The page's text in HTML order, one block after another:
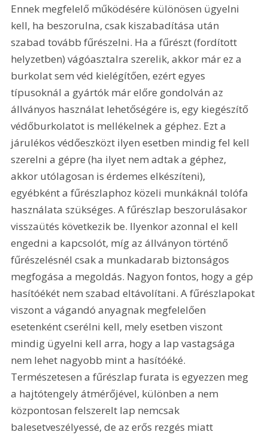
Ennek megfelelő működésére különösen ügyelni
kell, ha beszorulna, csak kiszabadítása után
szabad tovább fűrészelni. Ha a fűrészt (fordított
helyzetben) vágóasztalra szerelik, akkor már ez a
burkolat sem véd kielégítően, ezért egyes
típusoknál a gyártók már előre gondolván az
állványos használat lehetőségére is, egy kiegészítő
védőburkolatot is mellékelnek a géphez. Ezt a
járulékos védőeszközt ilyen esetben mindig fel kell
szerelni a gépre (ha ilyet nem adtak a géphez,
akkor utólagosan is érdemes elkészíteni),
egyébként a fűrészlaphoz közeli munkáknál tolófa
használata szükséges. A fűrészlap beszorulásakor
visszaütés következik be. Ilyenkor azonnal el kell
engedni a kapcsolót, míg az állványon történő
fűrészelésnél csak a munkadarab biztonságos
megfogása a megoldás. Nagyon fontos, hogy a gép
hasítóékét nem szabad eltávolítani. A fűrészlapokat
viszont a vágandó anyagnak megfelelően
esetenként cserélni kell, mely esetben viszont
mindig ügyelni kell arra, hogy a lap vastagsága
nem lehet nagyobb mint a hasítóéké.
Természetesen a fűrészlap furata is egyezzen meg
a hajtótengely átmérőjével, különben a nem
központosan felszerelt lap nemcsak
balesetveszélyessé, de az erős rezgés miatt